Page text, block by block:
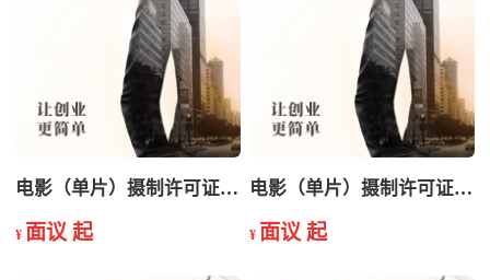
电影（单片）摄制许可证变更
¥ 面议 起
电影（单片）摄制许可证年检
¥ 面议 起